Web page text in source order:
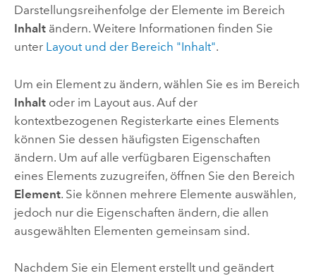
Darstellungsreihenfolge der Elemente im Bereich
Inhaltändern. Weitere Informationen finden Sie
unter Layout und der Bereich "Inhalt".
Um ein Element zu ändern, wählen Sie es im Bereich
Inhaltoder im Layout aus. Auf der
kontextbezogenen Registerkarte eines Elements
können Sie dessen häufigsten Eigenschaften
ändern. Um auf alle verfügbaren Eigenschaften
eines Elements zuzugreifen, öffnen Sie den Bereich
Element. Sie können mehrere Elemente auswählen,
jedoch nur die Eigenschaften ändern, die allen
ausgewählten Elementen gemeinsam sind.
Nachdem Sie ein Element erstellt und geändert